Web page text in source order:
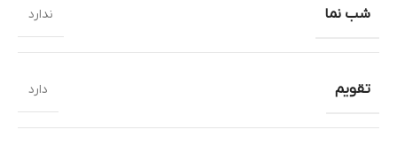
شب نما ندارد
تقویم دارد